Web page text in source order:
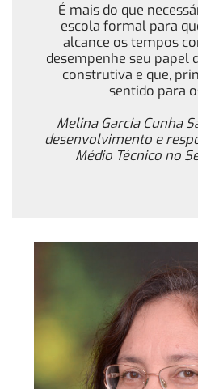
É mais do que
escola formal para
alcance os tempos
desempenhe seu papel
construtiva e que,
sentido para
Melina Garcia Cunha
desenvolvimento e
Médio Técnico no